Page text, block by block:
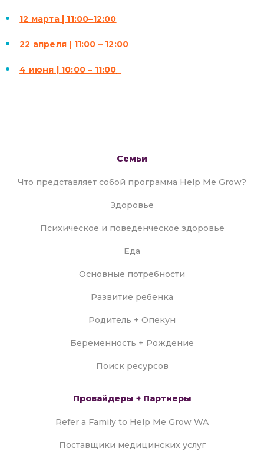
12 марта | 11:00–12:00
22 апреля | 11:00 – 12:00
4 июня | 10:00 – 11:00
Семьи
Что представляет собой программа Help Me Grow?
Здоровье
Психическое и поведенческое здоровье
Еда
Основные потребности
Развитие ребенка
Родитель + Опекун
Беременность + Рождение
Поиск ресурсов
Провайдеры + Партнеры
Refer a Family to Help Me Grow WA
Поставщики медицинских услуг